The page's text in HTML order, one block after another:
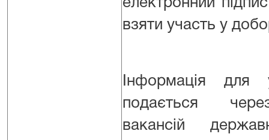
електронний
взяти участь у
Iнформація для
подається
вакансій